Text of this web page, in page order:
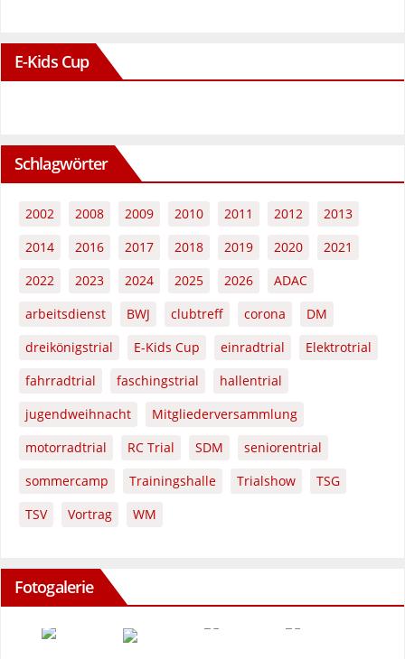
E-Kids Cup
Schlagwörter
2002 2008 2009 2010 2011 2012
2013
2014
2016 2017 2018 2019 2020
2021
2022
2023 2024 2025 2026
ADAC
arbeitsdienst
BWJ clubtreff corona
DM
dreikönigstrial
E-Kids Cup einradtrial
Elektrotrial
fahrradtrial
faschingstrial
hallentrial
jugendweihnacht
Mitgliederversammlung
motorradtrial
RC Trial SDM
seniorentrial
sommercamp
Trainingshalle Trialshow
TSG
TSV
Vortrag WM
Fotogalerie